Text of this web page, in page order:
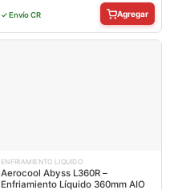
✓ Envío CR Agregar
ENFRIAMIENTO LIQUIDO
Aerocool Abyss L360R –
Enfriamiento Líquido 360mm AIO